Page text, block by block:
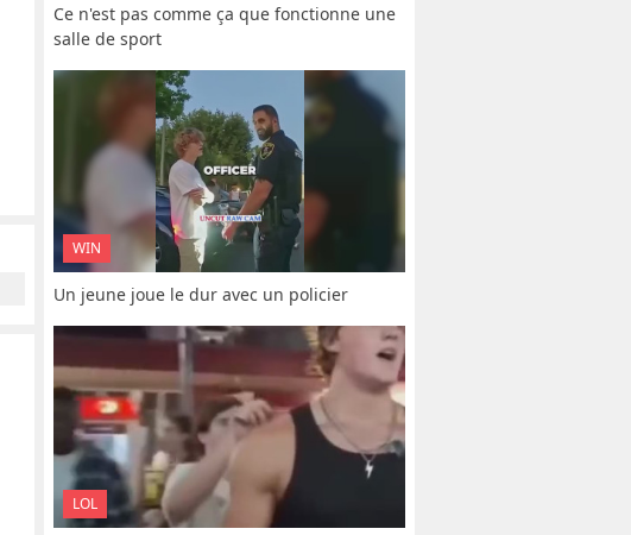
Ce n'est pas comme ça que fonctionne une
salle de sport
WIN
Un jeune joue le dur avec un policier
LOL